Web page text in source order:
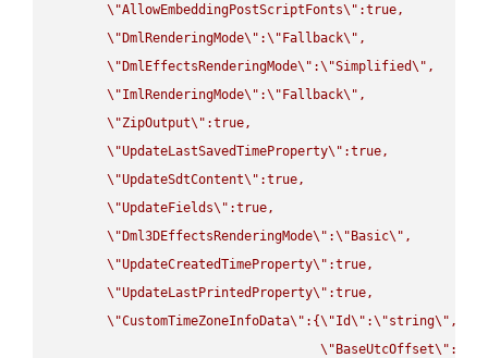
\"AllowEmbeddingPostScriptFonts\" :true,
\" DmlRenderingMode\" :\" Fallback\" ,
\" DmlEffectsRenderingMode\" :\"Simplified\" ,
\"ImlRenderingMode\" :\" Fallback\" ,
\"ZipOutput\" :true,
\"UpdateLastSavedTimeProperty\" :true,
\"UpdateSdtContent\" :true,
\"UpdateFields\" :true,
\" Dml3DEffectsRenderingMode\" :\" Basic\" ,
\"UpdateCreatedTimeProperty\" :true,
\"UpdateLastPrintedProperty\" :true,
\"CustomTimeZoneInfoData\" :{\"Id\" :\"string\" ,
\" BaseUtcOffset\" :